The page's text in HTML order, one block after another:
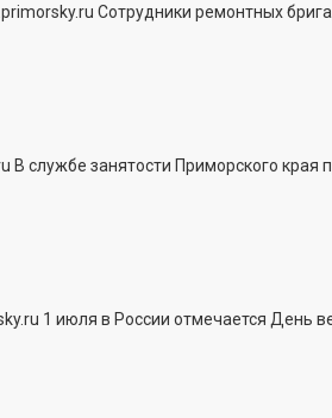
Сотрудники ремонтных
службе занятости Приморского края
1 июля в России отмечается День